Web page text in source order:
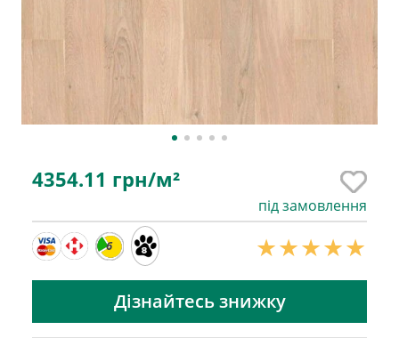
4354.11 грн/м²
під замовлення
6
Дізнайтесь знижку